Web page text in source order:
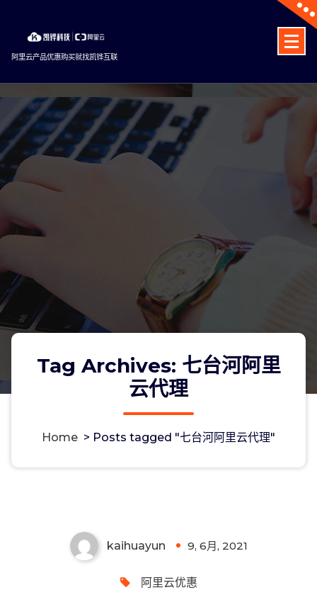
content
阿里云产品优惠购买就找凯铧互联
Tag Archives: 七台河阿里
云代理
Home > Posts tagged "七台河阿里云代理"
kaihuayun 9, 6月, 2021
阿里云优惠